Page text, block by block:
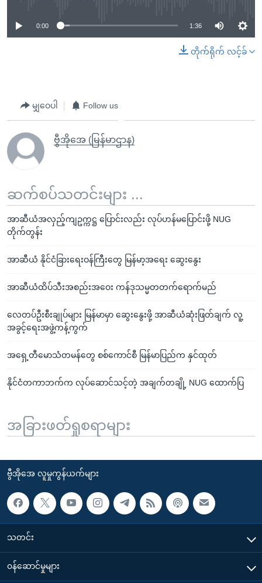
0:00 1:36
တိုက်ရိုက် လင့်ခ်
မျှဝေပါ Follow us
ဗွီအိုအေ (မြန်မာဌာန)
ဆက်စပ်သတင်းများ ...
အာဆီယံအလှည့်ကျဥက္ကဋ္ဌ ပြောင်းလည်း လုပ်ဟန်မပြောင်းဖို့ NUG
တိုက်တွန်း
အာဆီယံ နိုင်ငံခြားရေးဝန်ကြီးတွေ မြန်မာ့အရေး ဆွေးနွေး
အာဆီယံထိပ်သီးအစည်းအဝေး ကန်ဒုသမ္မတတက်ရောက်မည်
လေတပ်ဦးစီးချုပ်များ မြန်မာမှာ ဆွေးနွေးဖို့ အာဆီယံဆုံးဖြတ်ချက် လူ့
အခွင့်ရေးအဖွဲ့ကန့်ကွက်
အရှေ့တီမောသံတမန်တွေ စစ်ကောင်စီ မြန်မာပြည်က နှင်ထုတ်
နိုင်ငံတကာဘက်က လုပ်ဆောင်သင့်တဲ့ အချက်တချို့ NUG ထောက်ပြ
အခြားဖတ်ရှုစရာများ
ဗွီအိုအေ လူမှုကွန်ယက်များ
သတင်း
၀န်ဆောင်မှုများ